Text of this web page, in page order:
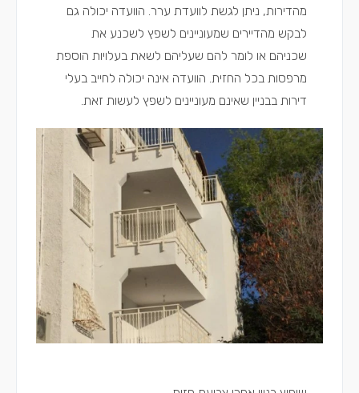
מהדירות, ניתן לגשת לוועדת ערר. הוועדה יכולה גם
לבקש מהדיירים שמעוניינים לשפץ לשכנע את
שכניהם או לומר להם שעליהם לשאת בעלויות הוספת
מרפסות בכל החזית. הוועדה אינה יכולה לחייב בעלי
דירות בבניין שאינם מעוניינים לשפץ לעשות זאת.